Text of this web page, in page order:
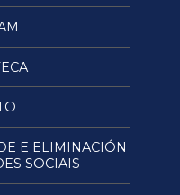
E ELIMINACIÓN
SOCIAIS